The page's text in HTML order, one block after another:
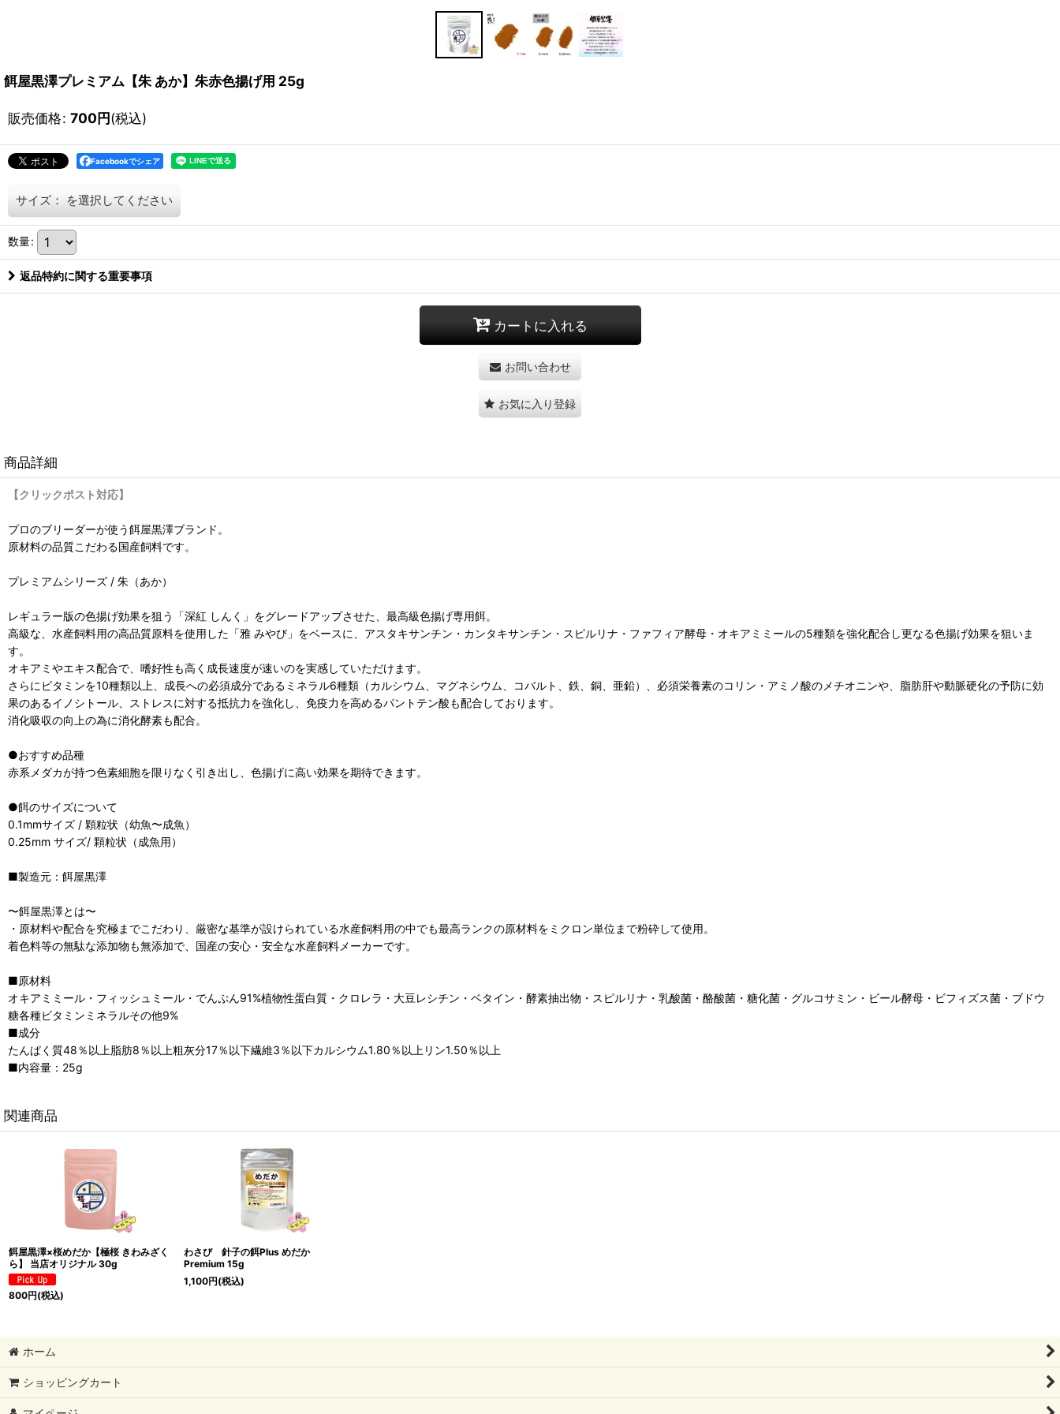
餌屋黒澤プレミアム【朱 あか】朱赤色揚げ用 25g
販売価格: 700円(税込)
Facebookでシェア
サイズ： を選択してください
数量:
返品特約に関する重要事項
カートに入れる
お問い合わせ
お気に入り登録
商品詳細
【クリックポスト対応】
プロのブリーダーが使う餌屋黒澤ブランド。
原材料の品質こだわる国産飼料です。
プレミアムシリーズ / 朱（あか）
レギュラー版の色揚げ効果を狙う「深紅 しんく」をグレードアップさせた、最高級色揚げ専用餌。
高級な、水産飼料用の高品質原料を使用した「雅 みやび」をベースに、アスタキサンチン・カンタキサンチン・スピルリナ・ファフィア酵母・オキアミミールの5種類を強化配合し更なる色揚げ効果を狙いま
す。
オキアミやエキス配合で、嗜好性も高く成長速度が速いのを実感していただけます。
さらにビタミンを10種類以上、成長への必須成分であるミネラル6種類（カルシウム、マグネシウム、コバルト、鉄、銅、亜鉛）、必須栄養素のコリン・アミノ酸のメチオニンや、脂肪肝や動脈硬化の予防に効
果のあるイノシトール、ストレスに対する抵抗力を強化し、免疫力を高めるパントテン酸も配合しております。
消化吸収の向上の為に消化酵素も配合。
●おすすめ品種
赤系メダカが持つ色素細胞を限りなく引き出し、色揚げに高い効果を期待できます。
●餌のサイズについて
0.1mmサイズ / 顆粒状（幼魚〜成魚）
0.25mm サイズ/ 顆粒状（成魚用）
■製造元：餌屋黒澤
〜餌屋黒澤とは〜
・原材料や配合を究極までこだわり、厳密な基準が設けられている水産飼料用の中でも最高ランクの原材料をミクロン単位まで粉砕して使用。
着色料等の無駄な添加物も無添加で、国産の安心・安全な水産飼料メーカーです。
■原材料
オキアミミール・フィッシュミール・でんぷん91%植物性蛋白質・クロレラ・大豆レシチン・ベタイン・酵素抽出物・スピルリナ・乳酸菌・酪酸菌・糖化菌・グルコサミン・ビール酵母・ビフィズス菌・ブドウ
糖各種ビタミンミネラルその他9%
■成分
たんぱく質48％以上脂肪8％以上粗灰分17％以下繊維3％以下カルシウム1.80％以上リン1.50％以上
■内容量：25g
関連商品
餌屋黒澤×桜めだか【極桜 きわみざく
ら】 当店オリジナル 30g
800円(税込)
わさび 針子の餌Plus めだか
Premium 15g
1,100円(税込)
ホーム
ショッピングカート